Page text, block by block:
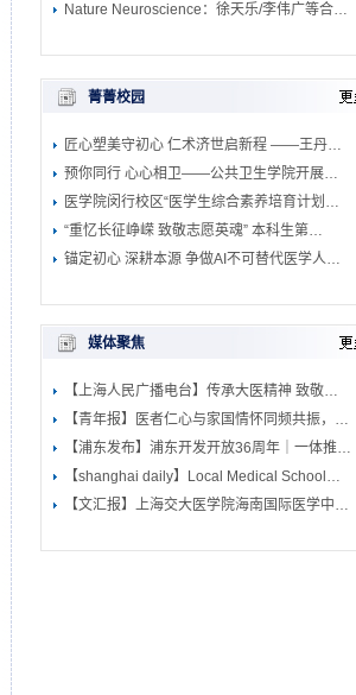
Nature Neuroscience：徐天乐/李伟广等合…
菁菁校园
匠心塑美守初心 仁术济世启新程 ——王丹…
预你同行 心心相卫——公共卫生学院开展…
医学院闵行校区“医学生综合素养培育计划…
“重忆长征峥嵘 致敬志愿英魂” 本科生第…
锚定初心 深耕本源 争做AI不可替代医学人…
媒体聚焦
【上海人民广播电台】传承大医精神 致敬…
【青年报】医者仁心与家国情怀同频共振，…
【浦东发布】浦东开发开放36周年｜一体推…
【shanghai daily】Local Medical School…
【文汇报】上海交大医学院海南国际医学中…